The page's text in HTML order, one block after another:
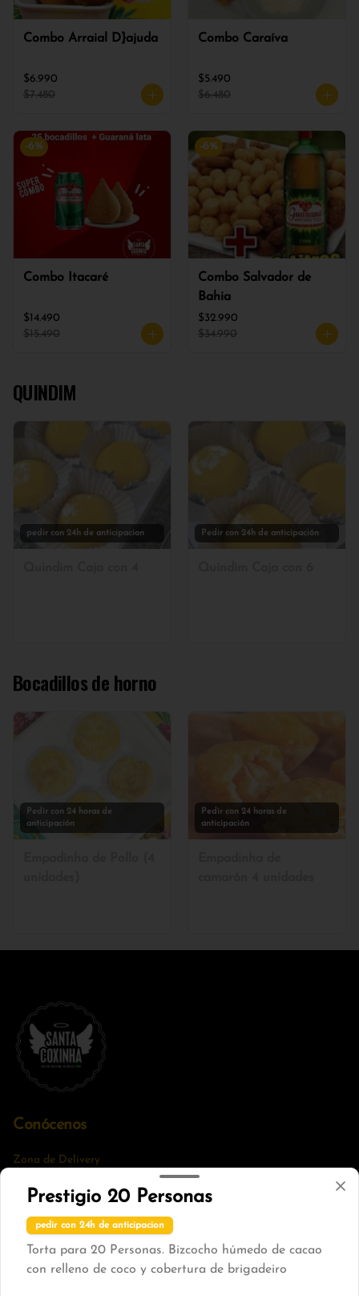
Combo Arraial D}ajuda
$6.990
$7.480
Combo Caraíva
$5.490
$6.480
-6%
Combo Itacaré
$14.490
$15.490
-6%
Combo Salvador de
Bahia
$32.990
$34.990
QUINDIM
pedir con 24h de anticipacion Pedir con 24h de anticipación
Bocadillos de horno
Pedir con 24 horas de
anticipación
Pedir con 24 horas de
anticipación
Conócenos
Zona de Delivery
Política de privacidad
Redes sociales
Instagram
Prestigio 20 Personas
pedir con 24h de anticipacion
Torta para 20 Personas. Bizcocho húmedo de cacao
con relleno de coco y cobertura de brigadeiro